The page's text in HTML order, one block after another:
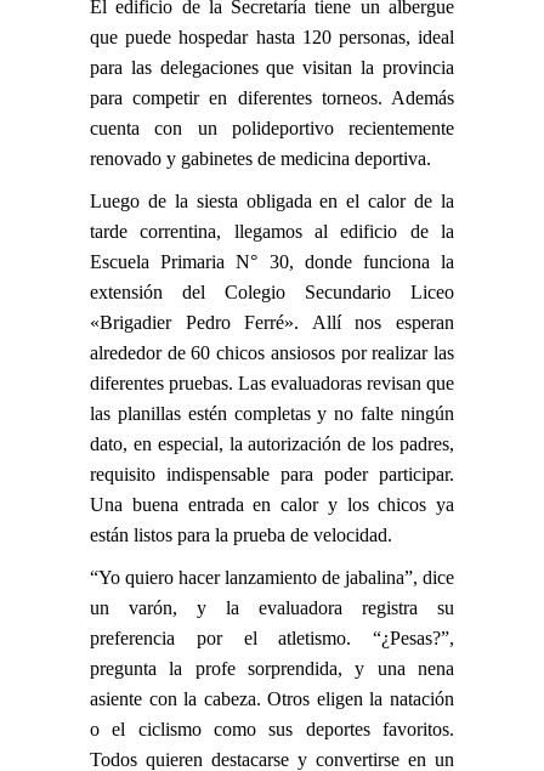
El edificio de la Secretaría tiene un albergue
que puede hospedar hasta 120 personas, ideal
para las delegaciones que visitan la provincia
para competir en diferentes torneos. Además
cuenta con un polideportivo recientemente
renovado y gabinetes de medicina deportiva.
Luego de la siesta obligada en el calor de la
tarde correntina, llegamos al edificio de la
Escuela Primaria N° 30, donde funciona la
extensión del Colegio Secundario Liceo
«Brigadier Pedro Ferré». Allí nos esperan
alrededor de 60 chicos ansiosos por realizar las
diferentes pruebas. Las evaluadoras revisan que
las planillas estén completas y no falte ningún
dato, en especial, la autorización de los padres,
requisito indispensable para poder participar.
Una buena entrada en calor y los chicos ya
están listos para la prueba de velocidad.
“Yo quiero hacer lanzamiento de jabalina”, dice
un varón, y la evaluadora registra su
preferencia por el atletismo. “¿Pesas?”,
pregunta la profe sorprendida, y una nena
asiente con la cabeza. Otros eligen la natación
o el ciclismo como sus deportes favoritos.
Todos quieren destacarse y convertirse en un